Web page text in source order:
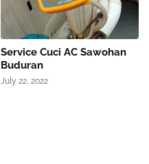
Service Cuci AC Sawohan
Buduran
July 22, 2022